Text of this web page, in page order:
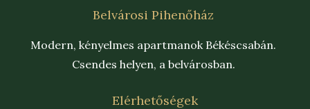
Belvárosi Pihenőház
Modern, kényelmes apartmanok Békéscsabán.
Csendes helyen, a belvárosban.
Elérhetőségek